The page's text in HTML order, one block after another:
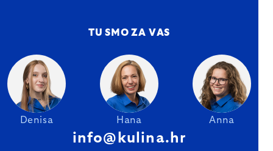
TU SMO ZA VAS
Denisa Hana Anna
info@kulina.hr